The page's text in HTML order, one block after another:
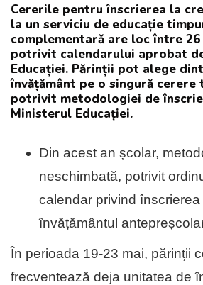
Cererile pentru înscrierea la
la un serviciu de educație
complementară are loc între 26
potrivit calendarului aprobat
Educației. Părinții pot alege
învățământ pe o singură cerere
potrivit metodologiei de
Ministerul Educației.
Din acest an școlar,
neschimbată, potrivit
calendar privind
învățământul
În perioada 19-23 mai, părinții
frecventează deja unitatea de